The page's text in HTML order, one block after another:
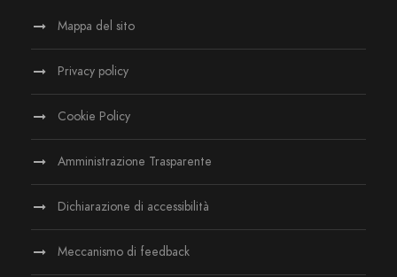
Mappa del sito
Privacy policy
Cookie Policy
Amministrazione Trasparente
Dichiarazione di accessibilità
Meccanismo di feedback